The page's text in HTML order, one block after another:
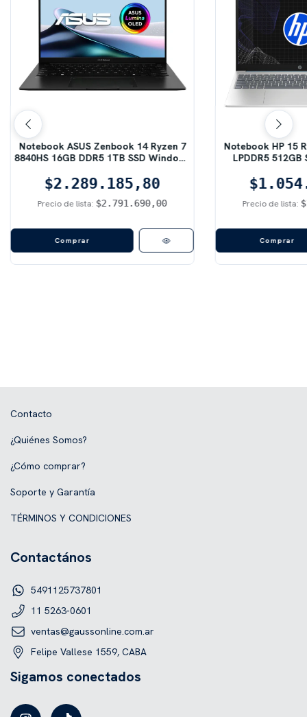
Notebook ASUS Zenbook 14 Ryzen 7
8840HS 16GB DDR5 1TB SSD Windows
$2.289.185,80
Precio de lista: $2.791.690,00
Notebook HP 15
LPDDR5
Precio de lista:
Contacto
¿Quiénes Somos?
¿Cómo comprar?
Soporte y Garantía
TÉRMINOS Y CONDICIONES
Contactános
5491125737801
11 5263-0601
ventas@gaussonline.com.ar
Felipe Vallese 1559, CABA
Sigamos conectados